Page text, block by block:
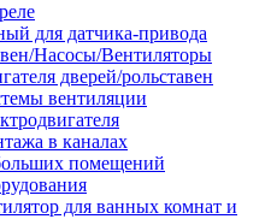
для датчика-привода
Насосы/Вентиляторы
дверей/рольставен
вентиляции
в каналах
помещений